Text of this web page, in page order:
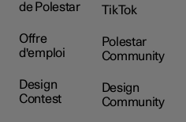
de Polestar
Offre
d'emploi
Design
Contest
TikTok
Polestar
Community
Design
Community